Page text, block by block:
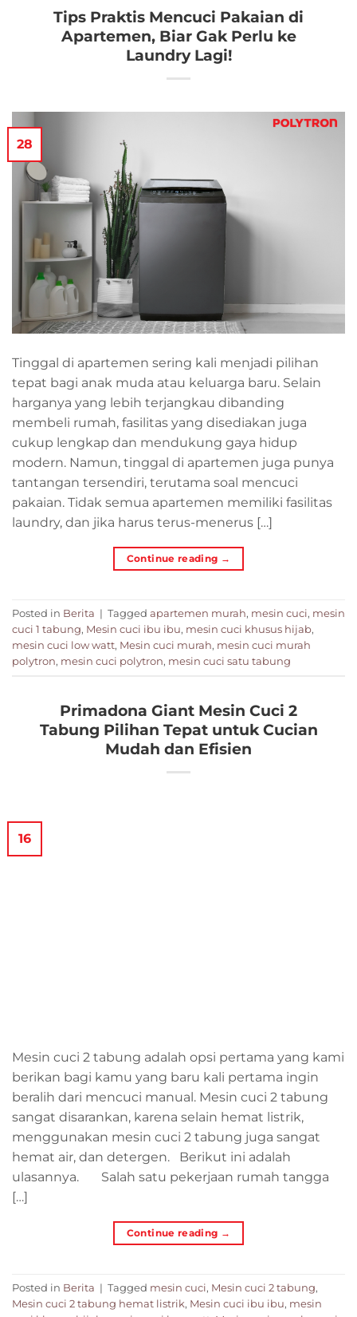
Tips Praktis Mencuci Pakaian di
Apartemen, Biar Gak Perlu ke
Laundry Lagi!
28
Tinggal di apartemen sering kali menjadi pilihan
tepat bagi anak muda atau keluarga baru. Selain
harganya yang lebih terjangkau dibanding
membeli rumah, fasilitas yang disediakan juga
cukup lengkap dan mendukung gaya hidup
modern. Namun, tinggal di apartemen juga punya
tantangan tersendiri, terutama soal mencuci
pakaian. Tidak semua apartemen memiliki fasilitas
laundry, dan jika harus terus-menerus […]
Continue reading →
Posted in Berita | Tagged apartemen murah, mesin cuci, mesin
cuci 1 tabung, Mesin cuci ibu ibu, mesin cuci khusus hijab,
mesin cuci low watt, Mesin cuci murah, mesin cuci murah
polytron, mesin cuci polytron, mesin cuci satu tabung
Primadona Giant Mesin Cuci 2
Tabung Pilihan Tepat untuk Cucian
Mudah dan Efisien
16
Mesin cuci 2 tabung adalah opsi pertama yang kami
berikan bagi kamu yang baru kali pertama ingin
beralih dari mencuci manual. Mesin cuci 2 tabung
sangat disarankan, karena selain hemat listrik,
menggunakan mesin cuci 2 tabung juga sangat
hemat air, dan detergen. Berikut ini adalah
ulasannya. Salah satu pekerjaan rumah tangga
[…]
Continue reading →
Posted in Berita | Tagged mesin cuci, Mesin cuci 2 tabung,
Mesin cuci 2 tabung hemat listrik, Mesin cuci ibu ibu, mesin